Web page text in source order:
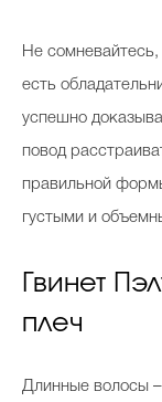
Не
есть
успешно
повод
правильной
густыми и
Гвинет
плеч
Длинные волосы